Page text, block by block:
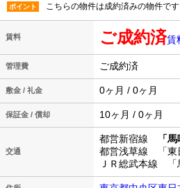
ポイント こちらの物件は成約済みの物件です
賃料 ご成約済賃
管理費 ご成約済
敷金 / 礼金 0ヶ月 / 0ヶ月
保証金 / 償却 10ヶ月 / 0ヶ月
交通
都営新宿線 「
都営浅草線 「
ＪＲ総武本線